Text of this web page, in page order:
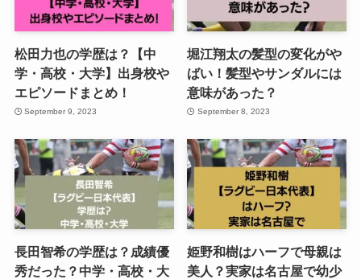
松田力也の学歴は？【中
学・高校・大学】出身校や
エピソードまとめ！
September 9, 2023
堀江翔太の髪型の変化がや
ばい！髪型やサンダルには
意味があった？
September 8, 2023
長田智希の学歴は？成績優
秀だった？中学・高校・大
姫野和樹はハーフで母親は
美人？実家は名古屋で幼少